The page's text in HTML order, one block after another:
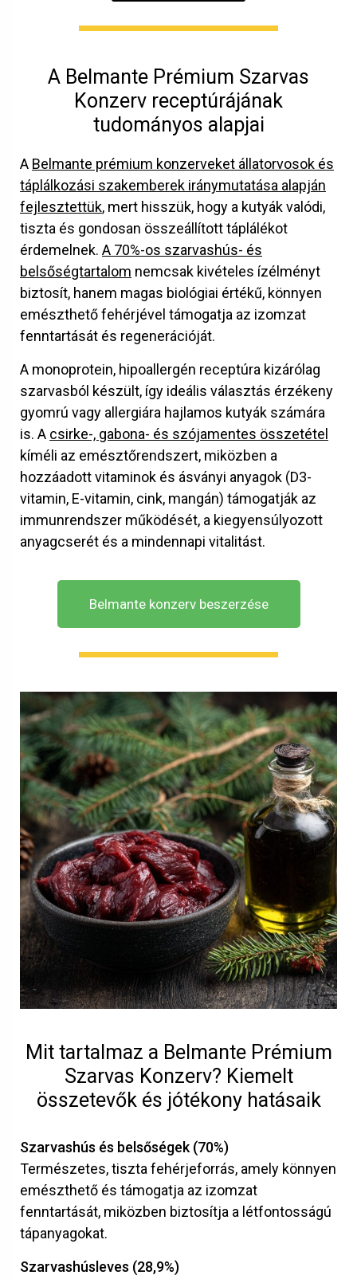
A Belmante Prémium Szarvas
Konzerv receptúrájának
tudományos alapjai
A Belmante prémium konzerveket állatorvosok és
táplálkozási szakemberek iránymutatása alapján
fejlesztettük, mert hisszük, hogy a kutyák valódi,
tiszta és gondosan összeállított táplálékot
érdemelnek. A 70%-os szarvashús- és
belsőségtartalom nemcsak kivételes ízélményt
biztosít, hanem magas biológiai értékű, könnyen
emészthető fehérjével támogatja az izomzat
fenntartását és regenerációját.
A monoprotein, hipoallergén receptúra kizárólag
szarvasból készült, így ideális választás érzékeny
gyomrú vagy allergiára hajlamos kutyák számára
is. A csirke-, gabona- és szójamentes összetétel
kíméli az emésztőrendszert, miközben a
hozzáadott vitaminok és ásványi anyagok (D3-
vitamin, E-vitamin, cink, mangán) támogatják az
immunrendszer működését, a kiegyensúlyozott
anyagcserét és a mindennapi vitalitást.
Belmante konzerv beszerzése
Mit tartalmaz a Belmante Prémium
Szarvas Konzerv? Kiemelt
összetevők és jótékony hatásaik
Szarvashús és belsőségek (70%)
Természetes, tiszta fehérjeforrás, amely könnyen
emészthető és támogatja az izomzat
fenntartását, miközben biztosítja a létfontosságú
tápanyagokat.
Szarvashúsleves (28,9%)